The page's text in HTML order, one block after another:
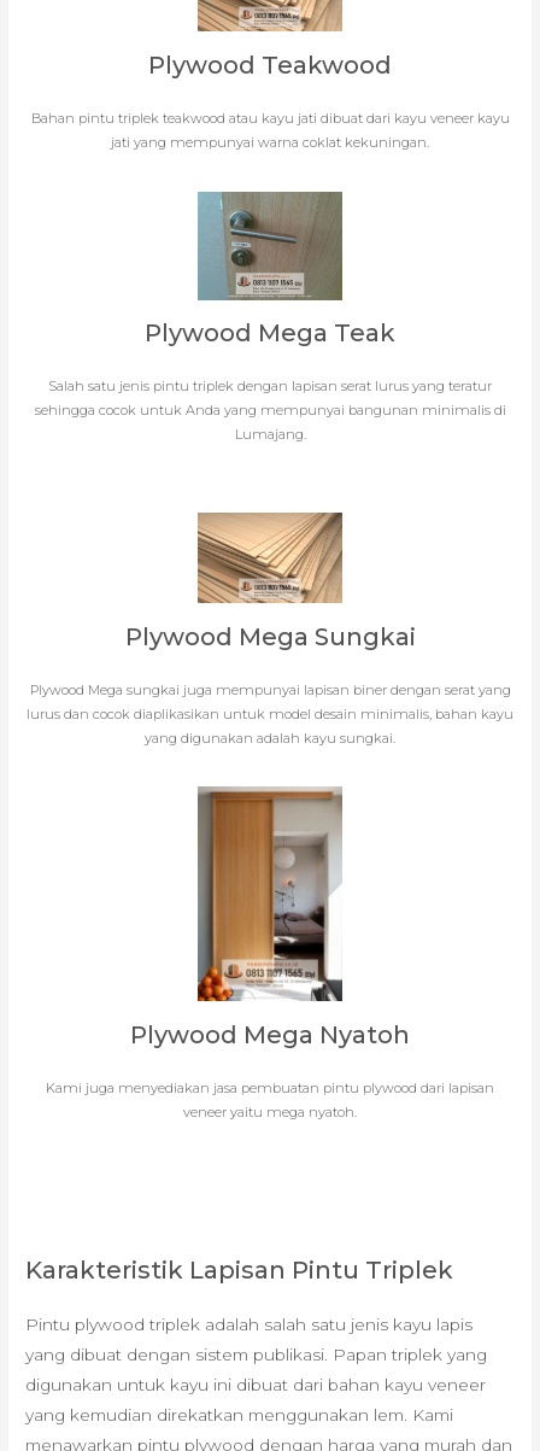
Plywood Teakwood
Bahan pintu triplek teakwood atau kayu jati dibuat dari kayu veneer kayu
jati yang mempunyai warna coklat kekuningan.
Plywood Mega Teak
Salah satu jenis pintu triplek dengan lapisan serat lurus yang teratur
sehingga cocok untuk Anda yang mempunyai bangunan minimalis di
Lumajang.
Plywood Mega Sungkai
Plywood Mega sungkai juga mempunyai lapisan biner dengan serat yang
lurus dan cocok diaplikasikan untuk model desain minimalis, bahan kayu
yang digunakan adalah kayu sungkai.
Plywood Mega Nyatoh
Kami juga menyediakan jasa pembuatan pintu plywood dari lapisan
veneer yaitu mega nyatoh.
Karakteristik Lapisan Pintu Triplek
Pintu plywood triplek adalah salah satu jenis kayu lapis
yang dibuat dengan sistem publikasi. Papan triplek yang
digunakan untuk kayu ini dibuat dari bahan kayu veneer
yang kemudian direkatkan menggunakan lem. Kami
menawarkan pintu plywood dengan harga yang murah dan